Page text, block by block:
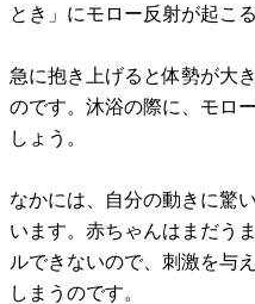
とき」にモロー反射が起こ
急に抱き上げると体勢が大
のです。沐浴の際に、モロ
しょう。
なかには、自分の動きに驚
います。赤ちゃんはまだう
ルできないので、刺激を与
しまうのです。